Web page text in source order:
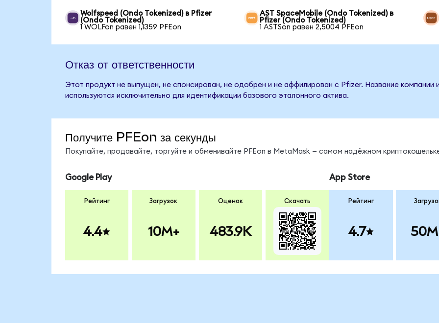
Wolfspeed (Ondo Tokenized) в Pfizer
(Ondo Tokenized)
1 WOLFon равен 1,1359 PFEon
AST SpaceMobile (Ondo Tokenized) в
Pfizer (Ondo Tokenized)
1 ASTSon равен 2,5004 PFEon
Отказ от ответственности
Этот продукт не выпущен, не спонсирован, не одобрен и не аффилирован с Pfizer. Название компании
используются исключительно для идентификации базового эталонного актива.
Получите PFEon за секунды
Покупайте, продавайте, торгуйте и обменивайте PFEon в MetaMask — самом надёжном
Google Play
Рейтинг
4.4
Загрузок
10M+
Оценок
483.9K
Скачать
App Store
Рейтинг
4.7